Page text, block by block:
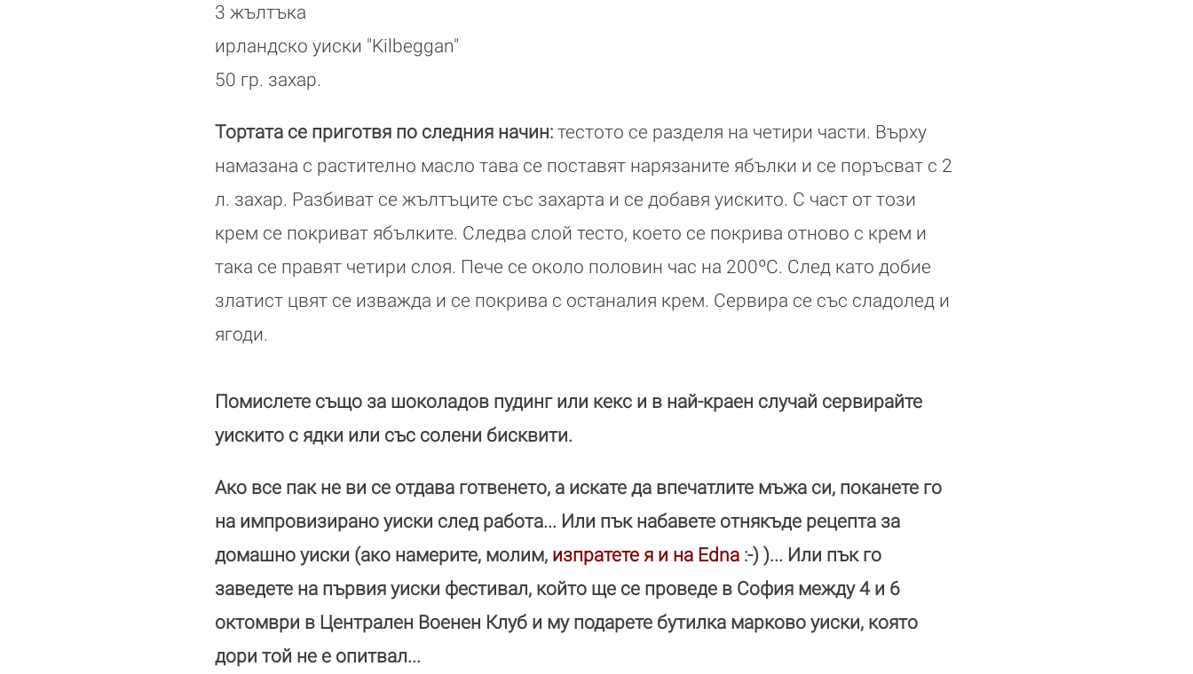
3 жълтъка
ирландско уиски "Kilbeggan"
50 гр. захар.
Тортата се приготвя по следния начин: тестото се разделя на четири части. Върху
намазана с растително масло тава се поставят нарязаните ябълки и се поръсват с 2
л. захар. Разбиват се жълтъците със захарта и се добавя уискито. С част от този
крем се покриват ябълките. Следва слой тесто, което се покрива отново с крем и
така се правят четири слоя. Пече се около половин час на 200ºС. След като добие
златист цвят се изважда и се покрива с останалия крем. Сервира се със сладолед и
ягоди.
Помислете също за шоколадов пудинг или кекс и в най-краен случай сервирайте
уискито с ядки или със солени бисквити.
Ако все пак не ви се отдава готвенето, а искате да впечатлите мъжа си, поканете го
на импровизирано уиски след работа... Или пък набавете отнякъде рецепта за
домашно уиски (ако намерите, молим, изпратете я и на Edna :-) )... Или пък го
заведете на първия уиски фестивал, който ще се проведе в София между 4 и 6
октомври в Централен Военен Клуб и му подарете бутилка марково уиски, която
дори той не е опитвал...